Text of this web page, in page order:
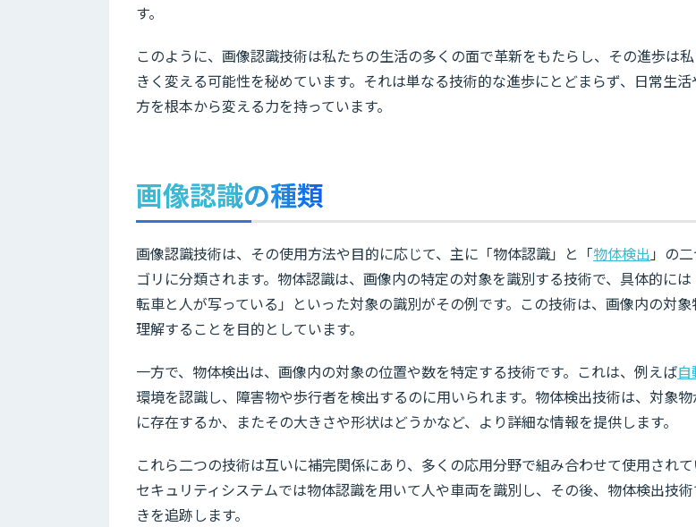
す。
このように、画像認識技術は私たちの生活の多くの面で革新をもたらし、その進歩は
きく変える可能性を秘めています。それは単なる技術的な進歩にとどまらず、日常生
方を根本から変える力を持っています。
画像認識の種類
画像認識技術は、その使用方法や目的に応じて、主に「物体認識」と「物体検出」の
ゴリに分類されます。物体認識は、画像内の特定の対象を識別する技術で、具体的に
転車と人が写っている」といった対象の識別がその例です。この技術は、画像内の対
理解することを目的としています。
一方で、物体検出は、画像内の対象の位置や数を特定する技術です。これは、例えば
環境を認識し、障害物や歩行者を検出するのに用いられます。物体検出技術は、対象
に存在するか、またその大きさや形状はどうかなど、より詳細な情報を提供します。
これら二つの技術は互いに補完関係にあり、多くの応用分野で組み合わせて使用されて
セキュリティシステムでは物体認識を用いて人や車両を識別し、その後、物体検出技
きを追跡します。